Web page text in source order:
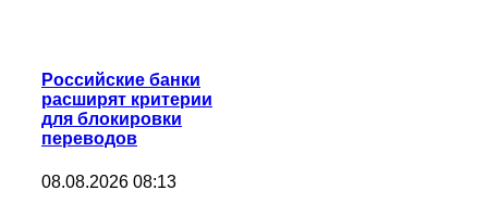
Российские банки
расширят критерии
для блокировки
переводов
08.08.2026 08:13